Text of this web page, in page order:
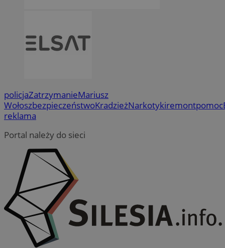
policjaZatrzymanieMariusz
WołoszbezpieczeństwoKradzieżNarkotykiremontpomoc
reklama
Portal należy do sieci